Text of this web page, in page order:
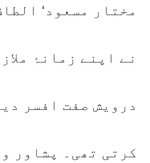
مختار مسعود‘
نے اپنے زمانۂ
درویش صفت افسر
کرتی تھی۔ پشاور